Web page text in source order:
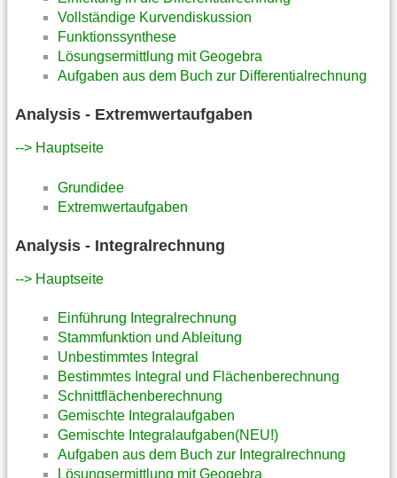
Vollständige Kurvendiskussion
Funktionssynthese
Lösungsermittlung mit Geogebra
Aufgaben aus dem Buch zur Differentialrechnung
Analysis - Extremwertaufgaben
--> Hauptseite
Grundidee
Extremwertaufgaben
Analysis - Integralrechnung
--> Hauptseite
Einführung Integralrechnung
Stammfunktion und Ableitung
Unbestimmtes Integral
Bestimmtes Integral und Flächenberechnung
Schnittflächenberechnung
Gemischte Integralaufgaben
Gemischte Integralaufgaben(NEU!)
Aufgaben aus dem Buch zur Integralrechnung
Lösungsermittlung mit Geogebra